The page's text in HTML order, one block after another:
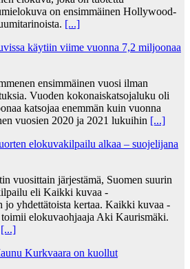
on ensimmäinen Hollywood-
[...]
käytiin viime vuonna 7,2 miljoonaa
ensimmäinen vuosi ilman
Vuoden kokonaiskatsojaluku oli
katsojaa enemmän kuin vuonna
vuosien 2020 ja 2021 lukuihin [...]
elokuvakilpailu alkaa – suojelijana
vuosittain järjestämä, Suomen suurin
eli Kaikki kuvaa -
yhdettätoista kertaa. Kaikki kuvaa -
elokuvaohjaaja Aki Kaurismäki.
[...]
Kurkvaara on kuollut